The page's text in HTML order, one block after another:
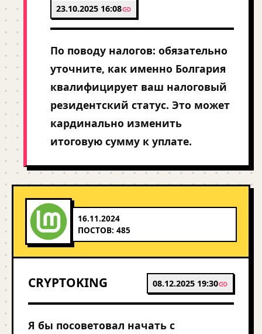
23.10.2025 16:08
По поводу налогов: обязательно
уточните, как именно Болгария
квалифицирует ваш налоговый
резидентский статус. Это может
кардинально изменить
итоговую сумму к уплате.
16.11.2024
ПОСТОВ: 485
CRYPTOKING 08.12.2025 19:30
Я бы посоветовал начать с